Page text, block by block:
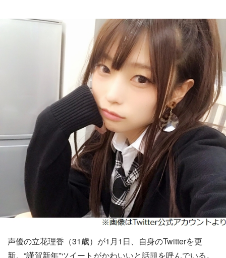
声優の立花理香（31歳）が1月1日、自身のTwitterを更
新。“謹賀新年”ツイートがかわいいと話題を呼んでいる。